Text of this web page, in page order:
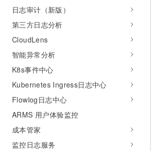
日志审计（新版）
第三方日志分析
CloudLens
智能异常分析
K8s事件中心
Kubernetes Ingress日志中心
Flowlog日志中心
ARMS 用户体验监控
成本管家
监控日志服务